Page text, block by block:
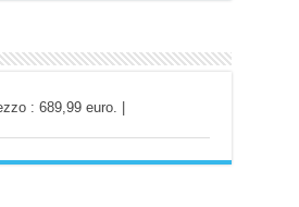
: 689,99 euro. |